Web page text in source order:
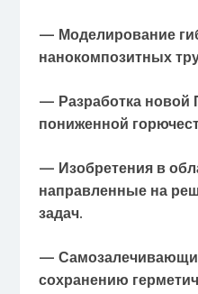
— Моделирование
нанокомпозитных
— Разработка новой
пониженной
— Изобретения в
направленные на
задач.
—
сохранению